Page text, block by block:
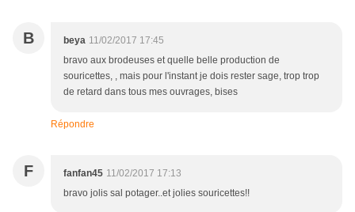
B beya 11/02/2017 17:45
bravo aux brodeuses et quelle belle production de
souricettes, , mais pour l'instant je dois rester sage, trop trop
de retard dans tous mes ouvrages, bises
Répondre
F fanfan45 11/02/2017 17:13
bravo jolis sal potager..et jolies souricettes!!